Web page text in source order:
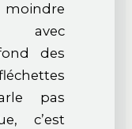
avec
des
pas
c’est